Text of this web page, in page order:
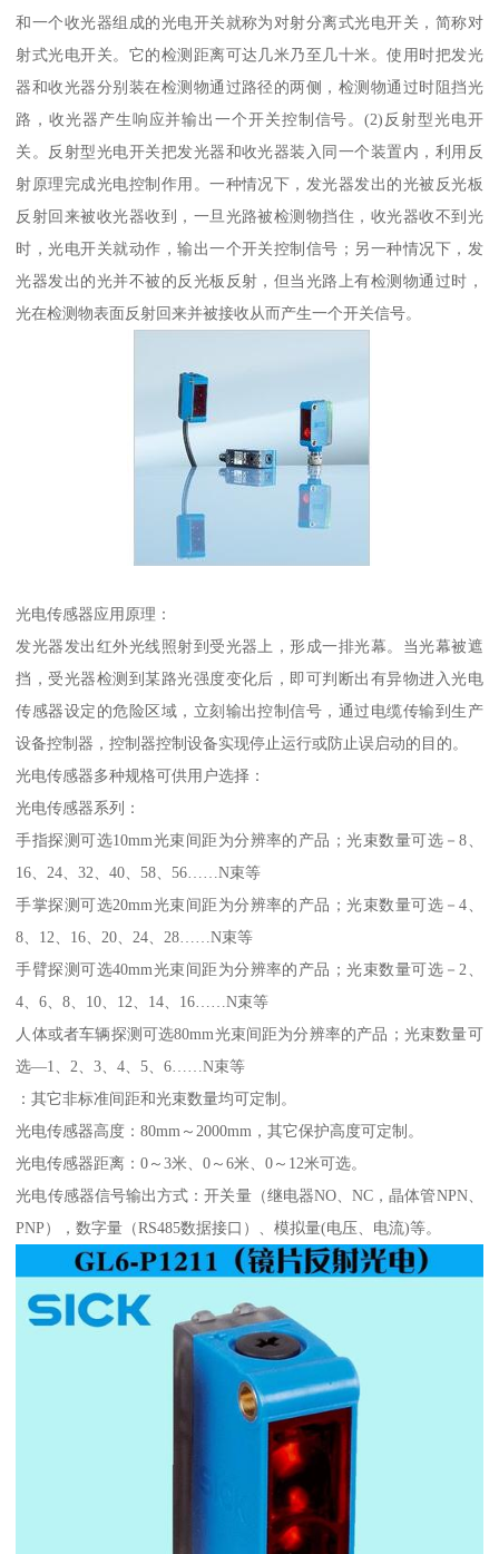
和一个收光器组成的光电开关就称为对射分离式光电开关，简称对
射式光电开关。它的检测距离可达几米乃至几十米。使用时把发光
器和收光器分别装在检测物通过路径的两侧，检测物通过时阻挡光
路，收光器产生响应并输出一个开关控制信号。(2)反射型光电开
关。反射型光电开关把发光器和收光器装入同一个装置内，利用反
射原理完成光电控制作用。一种情况下，发光器发出的光被反光板
反射回来被收光器收到，一旦光路被检测物挡住，收光器收不到光
时，光电开关就动作，输出一个开关控制信号；另一种情况下，发
光器发出的光并不被的反光板反射，但当光路上有检测物通过时，
光在检测物表面反射回来并被接收从而产生一个开关信号。
光电传感器应用原理：
发光器发出红外光线照射到受光器上，形成一排光幕。当光幕被遮
挡，受光器检测到某路光强度变化后，即可判断出有异物进入光电
传感器设定的危险区域，立刻输出控制信号，通过电缆传输到生产
设备控制器，控制器控制设备实现停止运行或防止误启动的目的。
光电传感器多种规格可供用户选择：
光电传感器系列：
手指探测可选10mm光束间距为分辨率的产品；光束数量可选－8、
16、24、32、40、58、56……N束等
手掌探测可选20mm光束间距为分辨率的产品；光束数量可选－4、
8、12、16、20、24、28……N束等
手臂探测可选40mm光束间距为分辨率的产品；光束数量可选－2、
4、6、8、10、12、14、16……N束等
人体或者车辆探测可选80mm光束间距为分辨率的产品；光束数量可
选—1、2、3、4、5、6……N束等
：其它非标准间距和光束数量均可定制。
光电传感器高度：80mm～2000mm，其它保护高度可定制。
光电传感器距离：0～3米、0～6米、0～12米可选。
光电传感器信号输出方式：开关量（继电器NO、NC，晶体管NPN、
PNP），数字量（RS485数据接口）、模拟量(电压、电流)等。